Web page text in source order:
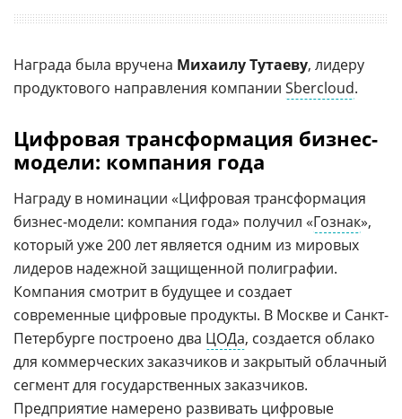
Награда была вручена Михаилу Тутаеву, лидеру
продуктового направления компании Sbercloud.
Цифровая трансформация бизнес-
модели: компания года
Награду в номинации «Цифровая трансформация
бизнес-модели: компания года» получил «Гознак»,
который уже 200 лет является одним из мировых
лидеров надежной защищенной полиграфии.
Компания смотрит в будущее и создает
современные цифровые продукты. В Москве и Санкт-
Петербурге построено два ЦОДа, создается облако
для коммерческих заказчиков и закрытый облачный
сегмент для государственных заказчиков.
Предприятие намерено развивать цифровые